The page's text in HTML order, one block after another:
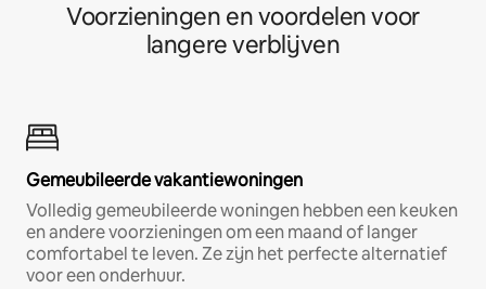
Voorzieningen en voordelen voor
langere verblijven
Gemeubileerde vakantiewoningen
Volledig gemeubileerde woningen hebben een keuken
en andere voorzieningen om een maand of langer
comfortabel te leven. Ze zijn het perfecte alternatief
voor een onderhuur.